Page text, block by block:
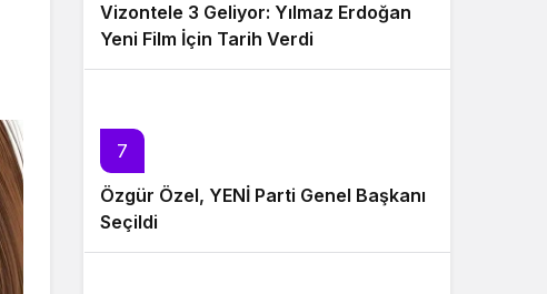
Vizontele 3 Geliyor: Yılmaz Erdoğan
Yeni Film İçin Tarih Verdi
7
Özgür Özel, YENİ Parti Genel Başkanı
Seçildi